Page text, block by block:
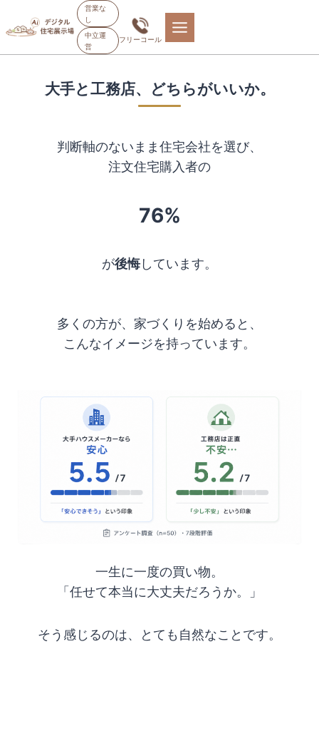
容
営業な
し
中立運
営
フリーコール
大手と工務店、どちらがいいか。
判断軸のないまま住宅会社を選び、
注文住宅購入者の
76%
が後悔しています。
多くの方が、家づくりを始めると、
こんなイメージを持っています。
一生に一度の買い物。
「任せて本当に大丈夫だろうか。」
そう感じるのは、とても自然なことです。